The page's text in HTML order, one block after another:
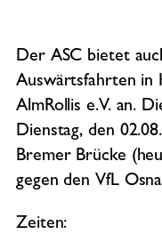
Der ASC bietet
Auswärtsfahrten in
AlmRollis e.V. an.
Dienstag, den
Bremer Brücke
gegen den VfL
Zeiten: